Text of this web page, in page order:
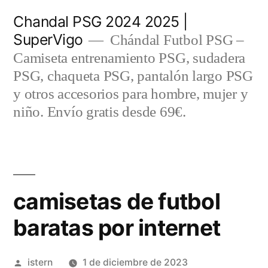
contenido
Chandal PSG 2024 2025 |
SuperVigo
Chándal Futbol PSG –
Camiseta entrenamiento PSG, sudadera
PSG, chaqueta PSG, pantalón largo PSG
y otros accesorios para hombre, mujer y
niño. Envío gratis desde 69€.
camisetas de futbol
baratas por internet
Publicado
istern 1 de diciembre de 2023